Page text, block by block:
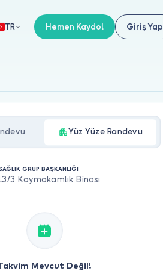
TR Hemen Kaydol Giriş Yap
Yüz Yüze Randevu
GRUP BAŞKANLIĞI
3 Kaymakamlık Binası
Mevcut Değil!